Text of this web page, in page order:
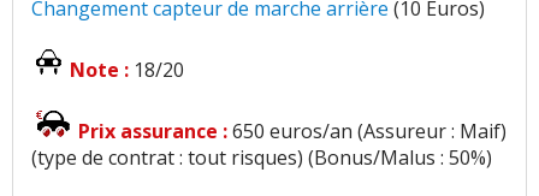
Changement capteurde marche arrière (10 Euros)
Note : 18/20
Prix assurance :650 euros/an (Assureur : Maif)
(type de contrat : tout risques) (Bonus/Malus : 50%)